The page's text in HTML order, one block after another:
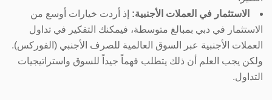
الاستثمار في العملات الأجنبية: إذ أردت خيارات أوسع من
الاستثمار في دبي بمبالغ متوسطة، فيمكنك التفكير في تداول
العملات الأجنبية عبر السوق العالمية للصرف الأجنبي (الفوركس).
ولكن يجب العلم أن ذلك يتطلب فهماً جيداً للسوق واستراتيجيات
التداول.